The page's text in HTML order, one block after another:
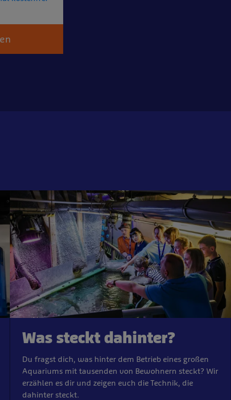
Was steckt dahinter?
Du fragst dich, was hinter dem Betrieb eines großen
Aquariums mit tausenden von Bewohnern steckt? Wir
erzählen es dir und zeigen euch die Technik, die
dahinter steckt.